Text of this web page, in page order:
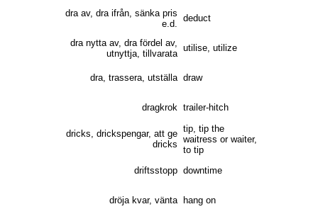
dra av, dra ifrån, sänka pris
e.d.
deduct
dra nytta av, dra fördel av,
utnyttja, tillvarata
utilise, utilize
dra, trassera, utställa draw
dragkrok trailer-hitch
dricks, drickspengar, att ge
dricks
tip, tip the
waitress or waiter,
to tip
driftsstopp downtime
dröja kvar, vänta hang on